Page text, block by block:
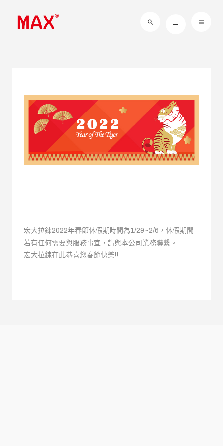
宏大拉鍊2022年春節休假期時間為1/29~2/6，休假期間
若有任何需要與服務事宜，請與本公司業務聯繫。
宏大拉鍊在此恭喜您春節快樂!!